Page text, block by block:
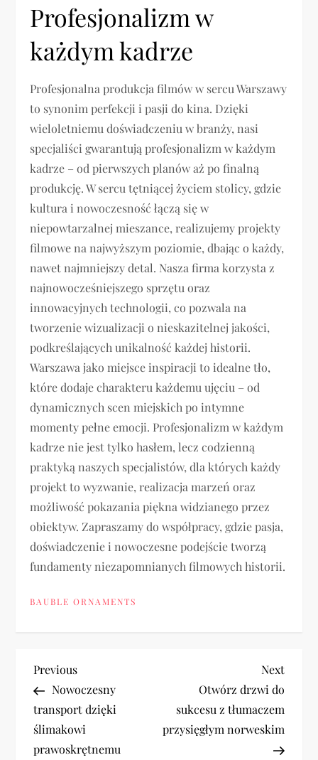
Profesjonalizm w
każdym kadrze
Profesjonalna produkcja filmów w sercu Warszawy
to synonim perfekcji i pasji do kina. Dzięki
wieloletniemu doświadczeniu w branży, nasi
specjaliści gwarantują profesjonalizm w każdym
kadrze – od pierwszych planów aż po finalną
produkcję. W sercu tętniącej życiem stolicy, gdzie
kultura i nowoczesność łączą się w
niepowtarzalnej mieszance, realizujemy projekty
filmowe na najwyższym poziomie, dbając o każdy,
nawet najmniejszy detal. Nasza firma korzysta z
najnowocześniejszego sprzętu oraz
innowacyjnych technologii, co pozwala na
tworzenie wizualizacji o nieskazitelnej jakości,
podkreślających unikalność każdej historii.
Warszawa jako miejsce inspiracji to idealne tło,
które dodaje charakteru każdemu ujęciu – od
dynamicznych scen miejskich po intymne
momenty pełne emocji. Profesjonalizm w każdym
kadrze nie jest tylko hasłem, lecz codzienną
praktyką naszych specjalistów, dla których każdy
projekt to wyzwanie, realizacja marzeń oraz
możliwość pokazania piękna widzianego przez
obiektyw. Zapraszamy do współpracy, gdzie pasja,
doświadczenie i nowoczesne podejście tworzą
fundamenty niezapomnianych filmowych historii.
BAUBLE ORNAMENTS
P
o
s
Previous
Post
Previous
Nowoczesny
transport dzięki
ślimakowi
prawoskrętnemu
Next
Post
Next
Otwórz drzwi do
sukcesu z tłumaczem
przysięgłym norweskim